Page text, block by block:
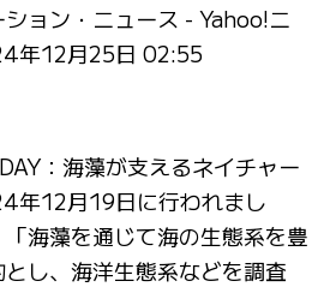
ョン・ニュース - Yahoo!ニ
年12月25日 02:55
：海藻が支えるネイチャー
年12月19日に行われまし
海藻を通じて海の生態系を豊
し、海洋生態系などを調査